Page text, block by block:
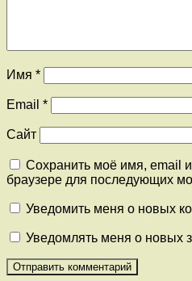
Имя *
Email *
Сайт
Сохранить моё имя, email
браузере для последующих
Уведомить меня о новых
Уведомлять меня о новых